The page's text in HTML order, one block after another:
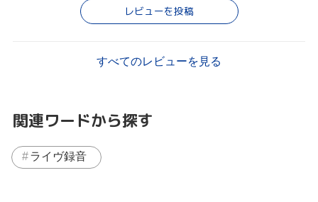
レビューを投稿
すべてのレビューを見る
関連ワードから探す
ライヴ録音